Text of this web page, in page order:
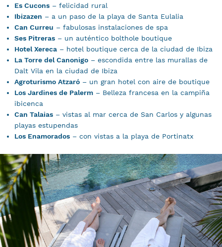
Es Cucons – felicidad rural
Ibizazen – a un paso de la playa de Santa Eulalia
Can Curreu – fabulosas instalaciones de spa
Ses Pitreras – un auténtico bolthole boutique
Hotel Xereca – hotel boutique cerca de la ciudad de Ibiza
La Torre del Canonigo – escondida entre las murallas de
Dalt Vila en la ciudad de Ibiza
Agroturismo Atzaró – un gran hotel con aire de boutique
Los Jardines de Palerm – Belleza francesa en la campiña
ibicenca
Can Talaias – vistas al mar cerca de San Carlos y algunas
playas estupendas
Los Enamorados – con vistas a la playa de Portinatx